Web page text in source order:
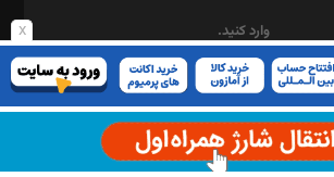
x
وارد کنید.